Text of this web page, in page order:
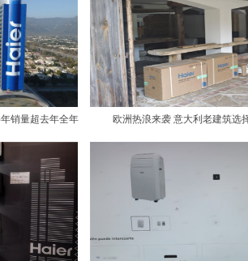
销量超去年全年 欧洲热浪来袭 意大利老建筑选